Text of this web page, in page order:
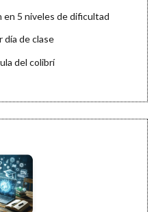
5 niveles de dificultad
día de clase
del colibrí